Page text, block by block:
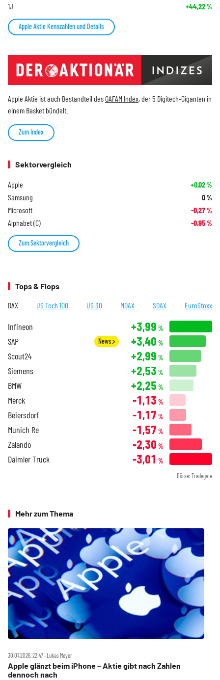
1J +44,22%
Apple Aktie Kennzahlen und Details
Apple Aktie ist auch Bestandteil desGAFAM Index, der 5 Digitech-Giganten in
einem Basket bündelt.
Zum Index
Sektorvergleich
Apple +0,02%
Samsung 0%
Microsoft -0,27%
Alphabet (C) -0,95%
Zum Sektorvergleich
Tops & Flops
DAX US Tech 100 US 30 MDAX SDAX EuroStoxx
Infineon +3,99 %
SAP News +3,40 %
Scout24 +2,99 %
Siemens +2,53 %
BMW +2,25 %
Merck -1,13 %
Beiersdorf -1,17 %
Munich Re -1,57 %
Zalando -2,30 %
Daimler Truck -3,01 %
Börse: Tradegate
Mehr zum Thema
30.07.2026, 22:47 ‧ Lukas Meyer
Apple glänzt beim iPhone – Aktie gibt nach Zahlen
dennoch nach